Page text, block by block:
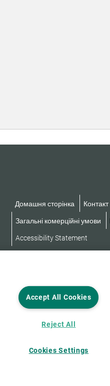
Домашня сторінка Контакт
Загальні комерційні умови
Accessibility Statement
Accept All Cookies
Reject All
Cookies Settings